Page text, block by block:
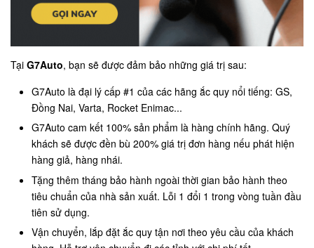
Tại G7Auto, bạn sẽ được đảm bảo những giá trị sau:
G7Auto là đại lý cấp #1 của các hãng ắc quy nổi tiếng: GS,
Đồng Nai, Varta, Rocket Enimac...
G7Auto cam kết 100% sản phẩm là hàng chính hãng. Quý
khách sẽ được đền bù 200% giá trị đơn hàng nếu phát hiện
hàng giả, hàng nhái.
Tặng thêm tháng bảo hành ngoài thời gian bảo hành theo
tiêu chuẩn của nhà sản xuất. Lỗi 1 đổi 1 trong vòng tuần đầu
tiên sử dụng.
Vận chuyển, lắp đặt ắc quy tận nơi theo yêu cầu của khách